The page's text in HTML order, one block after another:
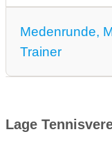
Medenrunde,
Trainer
Lage